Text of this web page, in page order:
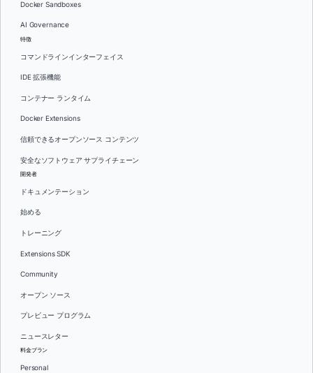
Docker Sandboxes
AI Governance
特徴
コマンドラインインターフェイス
IDE 拡張機能
コンテナー ランタイム
Docker Extensions
信頼できるオープンソース コンテンツ
安全なソフトウェア サプライチェーン
開発者
ドキュメンテーション
始める
トレーニング
Extensions SDK
Community
オープン ソース
プレビュー プログラム
ニュースレター
料金プラン
Personal